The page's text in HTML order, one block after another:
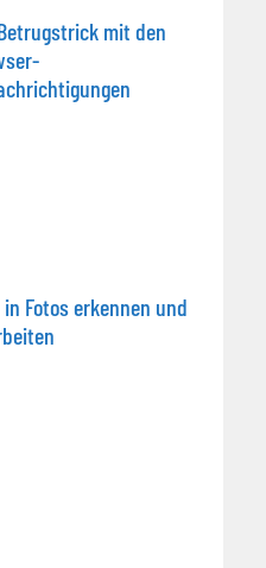
mit den
Fotos erkennen und